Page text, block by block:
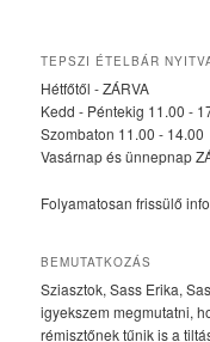
TEPSZI ÉTELBÁR
Hétfőtől - ZÁRVA
Kedd - Péntekig 11.00 -
Szombaton 11.00 - 14.00
Vasárnap és ünnepnap
Folyamatosan frissülő
BEMUTATKOZÁS
Sziasztok, Sass Erika,
igyekszem megmutatni,
rémisztőnek tűnik is a